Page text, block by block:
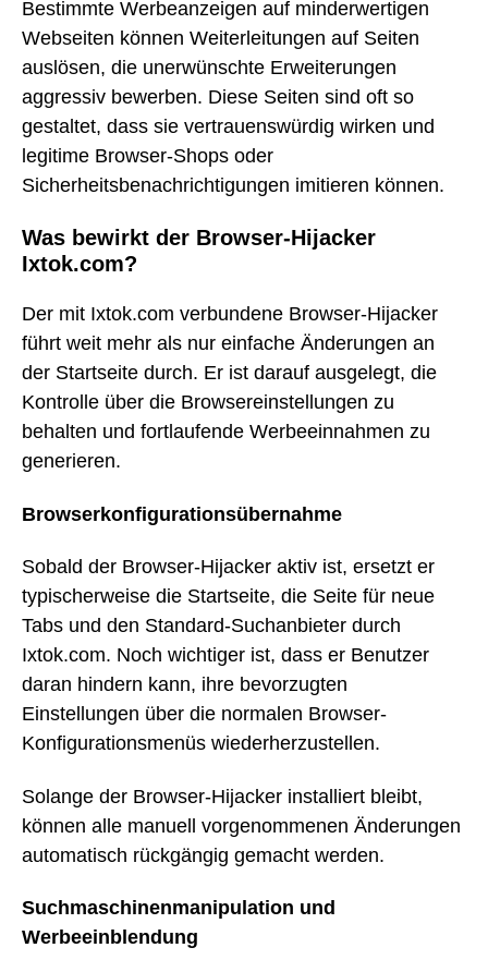
Bestimmte Werbeanzeigen auf minderwertigen
Webseiten können Weiterleitungen auf Seiten
auslösen, die unerwünschte Erweiterungen
aggressiv bewerben. Diese Seiten sind oft so
gestaltet, dass sie vertrauenswürdig wirken und
legitime Browser-Shops oder
Sicherheitsbenachrichtigungen imitieren können.
Was bewirkt der Browser-Hijacker
Ixtok.com?
Der mit Ixtok.com verbundene Browser-Hijacker
führt weit mehr als nur einfache Änderungen an
der Startseite durch. Er ist darauf ausgelegt, die
Kontrolle über die Browsereinstellungen zu
behalten und fortlaufende Werbeeinnahmen zu
generieren.
Browserkonfigurationsübernahme
Sobald der Browser-Hijacker aktiv ist, ersetzt er
typischerweise die Startseite, die Seite für neue
Tabs und den Standard-Suchanbieter durch
Ixtok.com. Noch wichtiger ist, dass er Benutzer
daran hindern kann, ihre bevorzugten
Einstellungen über die normalen Browser-
Konfigurationsmenüs wiederherzustellen.
Solange der Browser-Hijacker installiert bleibt,
können alle manuell vorgenommenen Änderungen
automatisch rückgängig gemacht werden.
Suchmaschinenmanipulation und
Werbeeinblendung